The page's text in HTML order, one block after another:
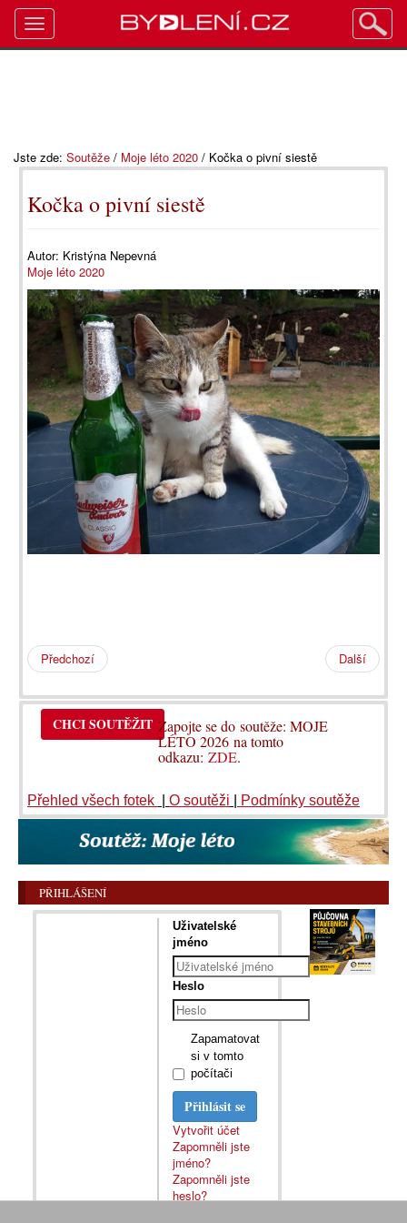
Jste zde: Soutěže / Moje léto 2020 / Kočka o pivní siestě
Kočka o pivní siestě
Autor: Kristýna Nepevná
Moje léto 2020
Předchozí Další
CHCI SOUTĚŽIT Zapojte se do soutěže: MOJE
LÉTO 2026 na tomto
odkazu:ZDE.
Přehled všech fotek O soutěži Podmínky soutěže
PŘIHLÁŠENÍ
Uživatelské
jméno
Heslo
Zapamatovat
si v tomto
počítači
Přihlásit se
Vytvořit účet
Zapomněli jste
jméno?
Zapomněli jste
heslo?
Toggle
navigation